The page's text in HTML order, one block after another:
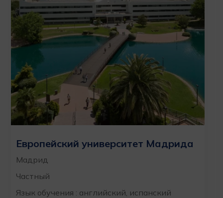
Европейский университет Мадрида
Мадрид
Частный
Язык обучения : английский, испанский